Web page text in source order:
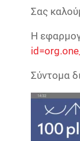
Σας
Η
Σύντομα